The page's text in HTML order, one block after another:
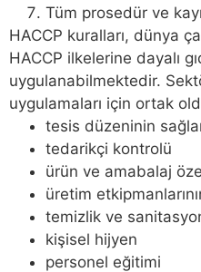
Tüm prosedür ve
HACCP kuralları, dünya
HACCP ilkelerine dayalı
uygulanabilmektedir.
uygulamaları için ortak
tesis düzeninin
tedarikçi kontrolü
ürün ve amabalaj
üretim
temizlik ve
kişisel hijyen
personel eğitimi